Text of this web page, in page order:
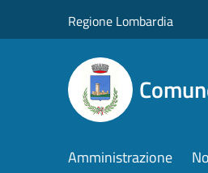
Regione Lombardia
Amministrazione